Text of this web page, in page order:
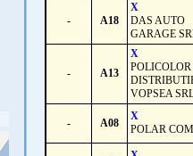
- A18
X
DAS AUTO
GARAGE
- A13
X
POLICOLOR
VOPSEA
- A08
X
POLAR